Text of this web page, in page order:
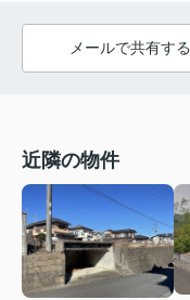
メールで共有する
近隣の物件